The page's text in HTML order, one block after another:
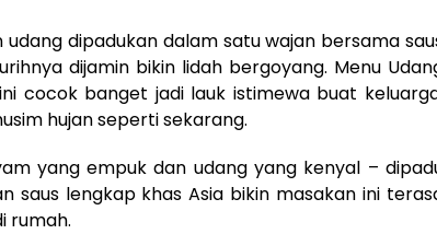
udang dipadukan dalam satu wajan bersama
dijamin bikin lidah bergoyang. Menu
cocok banget jadi lauk istimewa buat
hujan seperti sekarang.
yang empuk dan udang yang kenyal –
saus lengkap khas Asia bikin masakan ini
rumah.